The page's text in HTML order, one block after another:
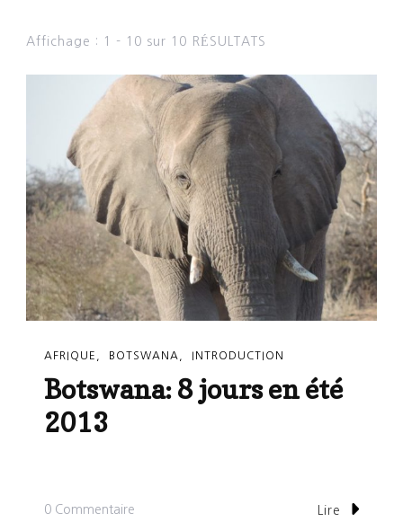
Affichage : 1 - 10 sur 10 RÉSULTATS
AFRIQUE BOTSWANA INTRODUCTION
Botswana: 8 jours en été
2013
0 Commentaire Lire